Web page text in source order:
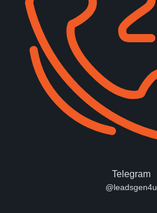
Telegram
@leadsgen4u